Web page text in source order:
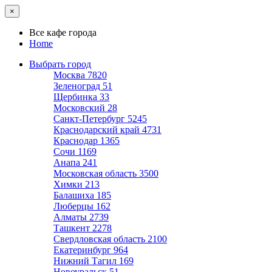
×
Все кафе города
Home
Выбрать город
Москва 7820
Зеленоград 51
Щербинка 33
Московский 28
Санкт-Петербург 5245
Краснодарский край 4731
Краснодар 1365
Сочи 1169
Анапа 241
Московская область 3500
Химки 213
Балашиха 185
Люберцы 162
Алматы 2739
Ташкент 2278
Свердловская область 2100
Екатеринбург 964
Нижний Тагил 169